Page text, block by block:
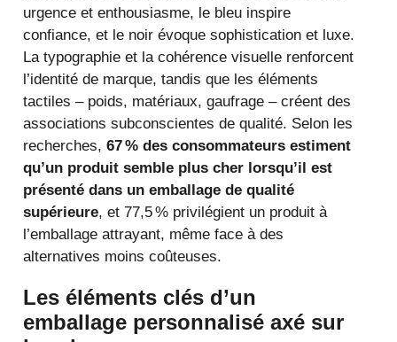
urgence et enthousiasme, le bleu inspire
confiance, et le noir évoque sophistication et luxe.
La typographie et la cohérence visuelle renforcent
l’identité de marque, tandis que les éléments
tactiles – poids, matériaux, gaufrage – créent des
associations subconscientes de qualité. Selon les
recherches, 67 % des consommateurs estiment
qu’un produit semble plus cher lorsqu’il est
présenté dans un emballage de qualité
supérieure, et 77,5 % privilégient un produit à
l’emballage attrayant, même face à des
alternatives moins coûteuses.
Les éléments clés d’un
emballage personnalisé axé sur